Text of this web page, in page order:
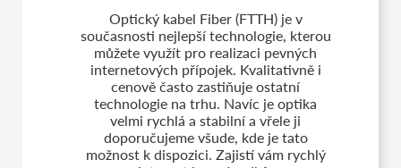
Optický kabel Fiber (FTTH) je v
současnosti nejlepší technologie, kterou
můžete využít pro realizaci pevných
internetových přípojek. Kvalitativně i
cenově často zastiňuje ostatní
technologie na trhu. Navíc je optika
velmi rychlá a stabilní a vřele ji
doporučujeme všude, kde je tato
možnost k dispozici. Zajistí vám rychlý